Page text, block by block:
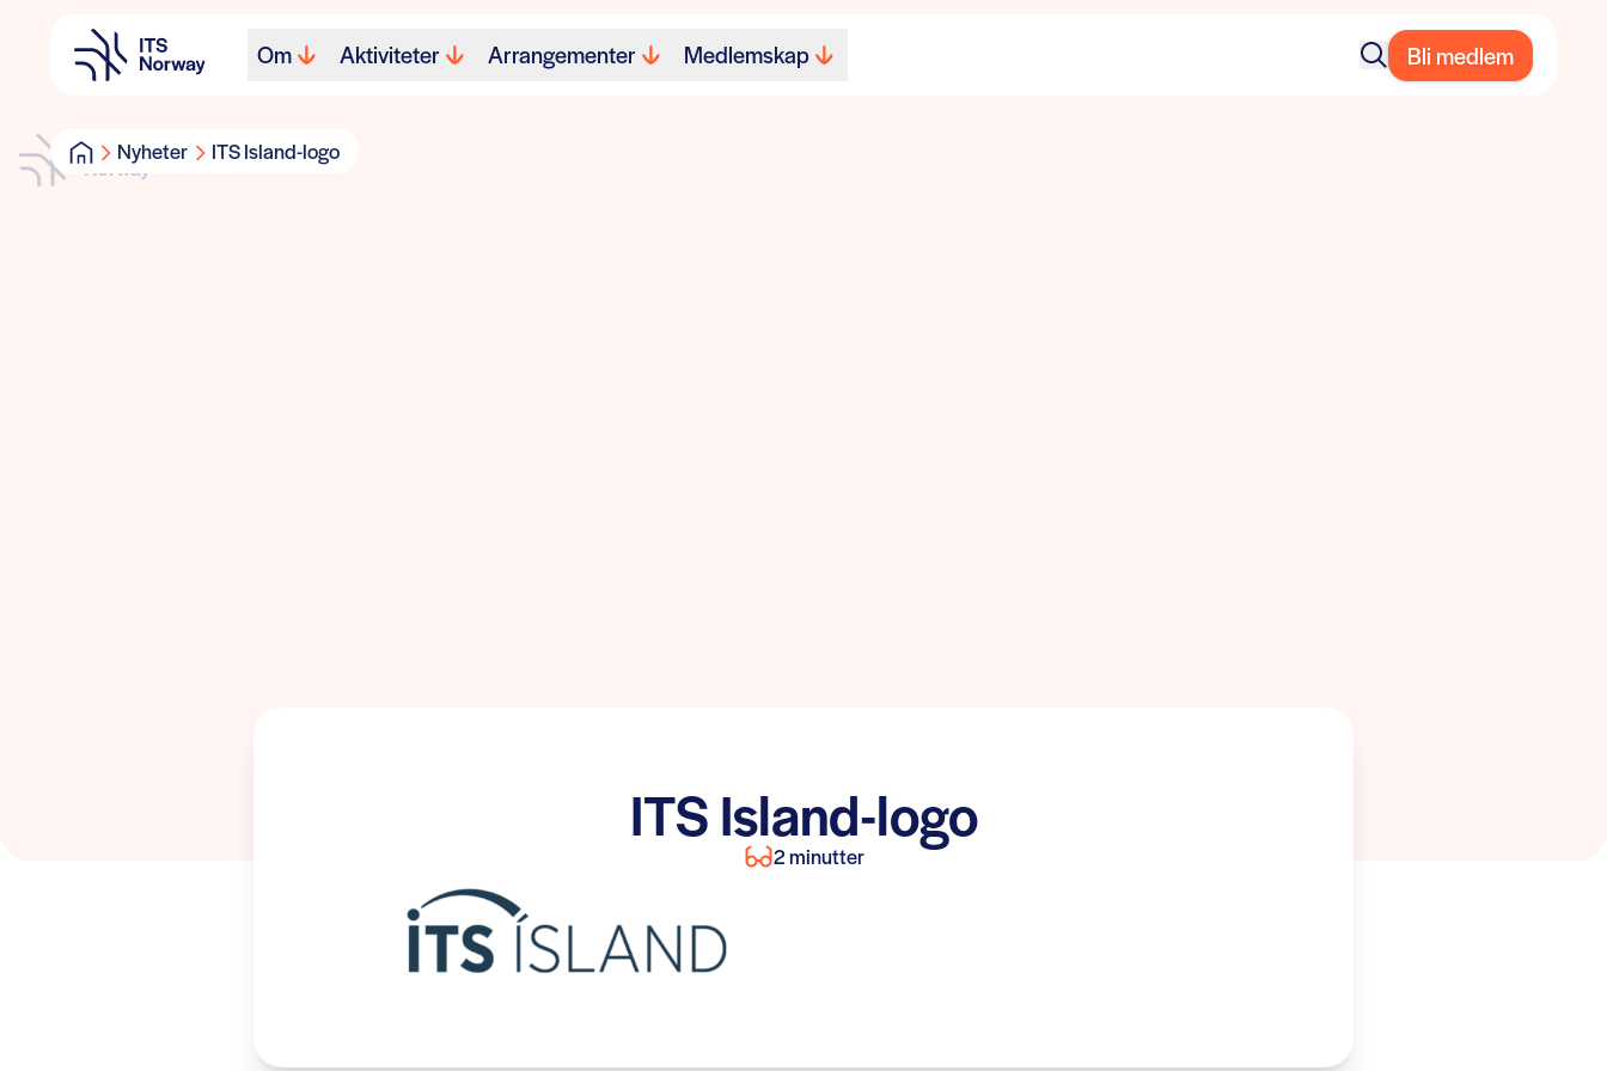
Om Aktiviteter Arrangementer Medlemskap Bli medlem
Nyheter ITS Island-logo
ITS Island-logo
2 minutter